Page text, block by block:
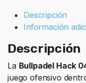
Descripción
Información
Descripción
La Bullpadel Hack
juego ofensivo